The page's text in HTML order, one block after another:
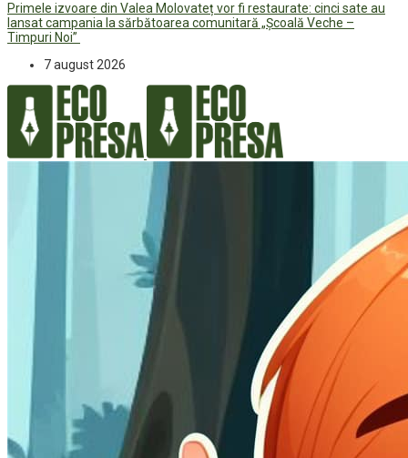
Primele izvoare din Valea Molovateț vor fi restaurate: cinci sate au
lansat campania la sărbătoarea comunitară „Școală Veche –
Timpuri Noi”
7 august 2026